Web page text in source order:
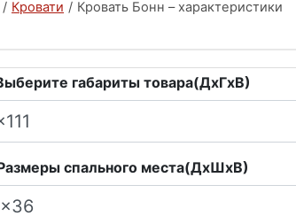
/ Кровати / Кровать Бонн – характеристики
габариты товара(ДxГxВ)
спального места(ДxШxВ)